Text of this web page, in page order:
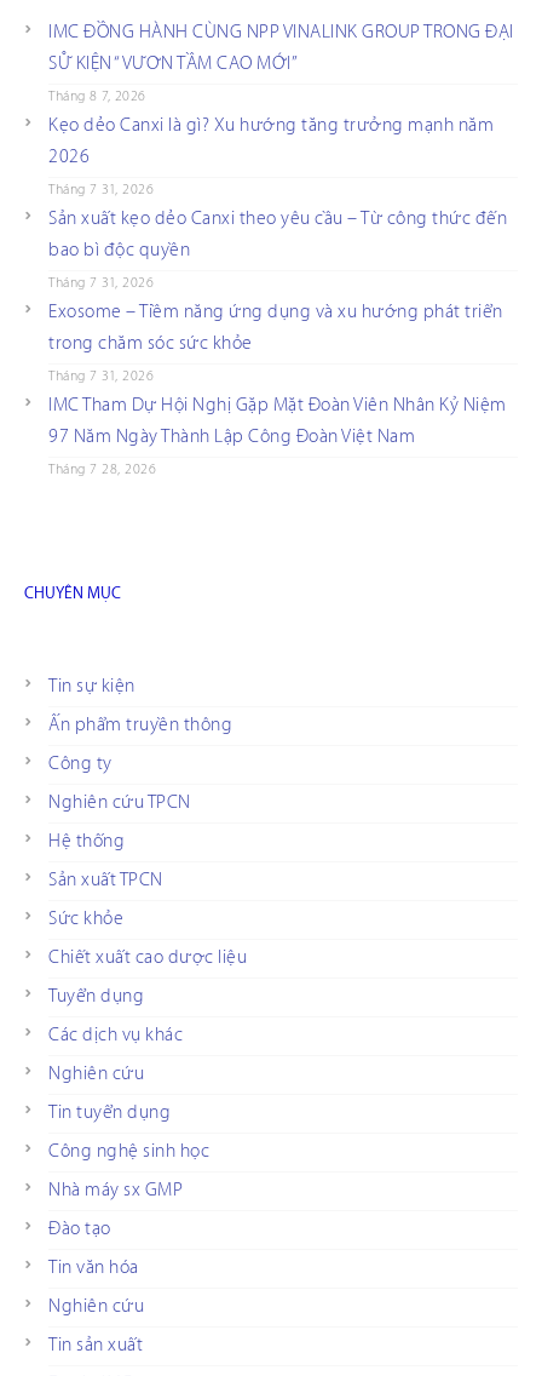
IMC ĐỒNG HÀNH CÙNG NPP VINALINK GROUP TRONG ĐẠI
SỰ KIỆN “VƯƠN TẦM CAO MỚI”
Tháng 8 7, 2026
Kẹo dẻo Canxi là gì? Xu hướng tăng trưởng mạnh năm
2026
Tháng 7 31, 2026
Sản xuất kẹo dẻo Canxi theo yêu cầu – Từ công thức đến
bao bì độc quyền
Tháng 7 31, 2026
Exosome – Tiềm năng ứng dụng và xu hướng phát triển
trong chăm sóc sức khỏe
Tháng 7 31, 2026
IMC Tham Dự Hội Nghị Gặp Mặt Đoàn Viên Nhân Kỷ Niệm
97 Năm Ngày Thành Lập Công Đoàn Việt Nam
Tháng 7 28, 2026
CHUYÊN MỤC
Tin sự kiện
Ấn phẩm truyền thông
Công ty
Nghiên cứu TPCN
Hệ thống
Sản xuất TPCN
Sức khỏe
Chiết xuất cao dược liệu
Tuyển dụng
Các dịch vụ khác
Nghiên cứu
Tin tuyển dụng
Công nghệ sinh học
Nhà máy sx GMP
Đào tạo
Tin văn hóa
Nghiên cứu
Tin sản xuất